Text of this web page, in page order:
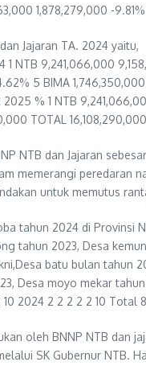
1,878,279,000 -
Jajaran TA. 2024 yaitu,
1 NTB 9,241,066,000
5 BIMA
2025 % 1 NTB
TOTAL
NTB dan Jajaran
memerangi peredaran
untuk memutus
tahun 2024 di Provinsi
tahun 2023, Desa
batu bulan tahun
Desa moyo mekar
10 2024 2 2 2 2 2 10 Total
oleh BNNP NTB dan
SK Gubernur NTB.